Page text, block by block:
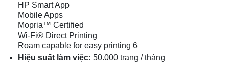
HP Smart App
Mobile Apps
Mopria™ Certified
Wi-Fi® Direct Printing
Roam capable for easy printing 6
Hiệu suất làm việc: 50.000 trang / tháng